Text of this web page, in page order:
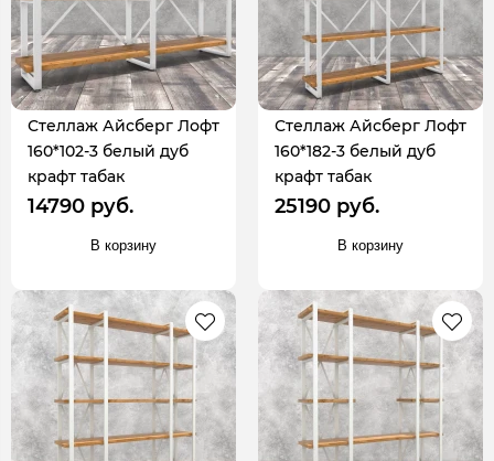
Стеллаж Айсберг Лофт
160*102-3 белый дуб
крафт табак
14790 руб.
В корзину
Стеллаж Айсберг Лофт
160*182-3 белый дуб
крафт табак
25190 руб.
В корзину